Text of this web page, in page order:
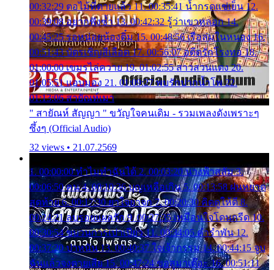
00:32:29 ตอไม้ที่ตายแล้ว 11. 00:35:41 น้ำกรดแช่เย็น 12.
00:39:08 อยากฟังซ้ำ 13. 00:42:32 รู้ว่าเขาหลอก 14.
00:45:25 รอหน่อยน้องติ๋ม 15. 00:48:56 เรือล่มในหนอง 16.
00:51:43 บัตรเชิญสีเลือด 17. 00:56:07 อดีตรักโรงทอ 18.
01:00:00 เขมรไล่ควาย 19. 01:02:55 สาวสวนแตง 20.
01:05:51 แอบมอง 21. 01:09:27 พบรักปากน้ำโพ 22.
01:13:06 สายัณห์เมา
" สายัณห์ สัญญา " ขวัญใจคนเดิม - รวมเพลงดังเพราะๆ
ซึ้งๆ (Official Audio)
32 views • 21.07.2569
1. 00:00:00 ทำไมทำฉันได้ 2. 00:03:20 นางฟ้าสลัม 3.
00:06:50 คน 4. 00:10:36 บุญเหลือเกิน 5. 00:13:58 ฝนหยาด
สุดท้าย 6. 00:17:30 ยาใจยาจก 7. 00:20:30 คิดดูให้ดี 8.
00:24:21 ลบรอยแผลรัก 9. 00:27:35 เหมือนใจโดนกรีด 10.
00:30:54 ขบวนการเปาเปียว 11. 00:34:05 คำรำพัน 12.
00:37:20 ปาหนัน 13. 00:40:37 ใจเจ้ากรรม 14. 00:44:15 จูบ
ฉันแล้วจงตายเสีย 15. 00:47:24 ขอสูมาเต๊อะ 16. 00:51:11